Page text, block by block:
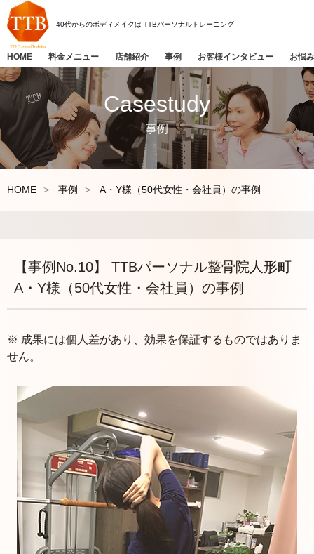
Casestudy
事例
HOME 事例 A・Y様（50代女性・会社員）の事例
【事例No.10】 TTBパーソナル整骨院人形町
A・Y様（50代女性・会社員）の事例
※ 成果には個人差があり、効果を保証するものではありま
せん。
40代からのボディメイクは TTBパーソナルトレーニング
HOME 料金メニュー 店舗紹介 事例 お客様インタビュー お悩